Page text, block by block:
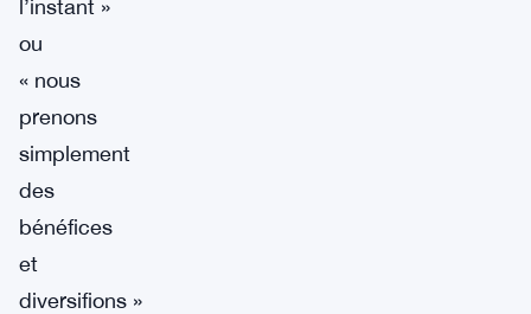
l’instant »
ou
« nous
prenons
simplement
des
bénéfices
et
diversifions »